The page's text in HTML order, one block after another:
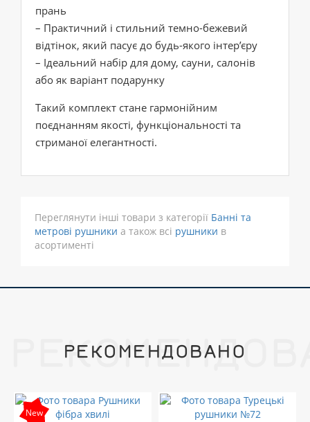
прань
– Практичний і стильний темно-бежевий
відтінок, який пасує до будь-якого інтер’єру
– Ідеальний набір для дому, сауни, салонів
або як варіант подарунку
Такий комплект стане гармонійним
поєднанням якості, функціональності та
стриманої елегантності.
Переглянути інші товари з категорії Банні та
метрові рушники а також всі рушники в
асортименті
РЕКОМЕНДОВАНО
New